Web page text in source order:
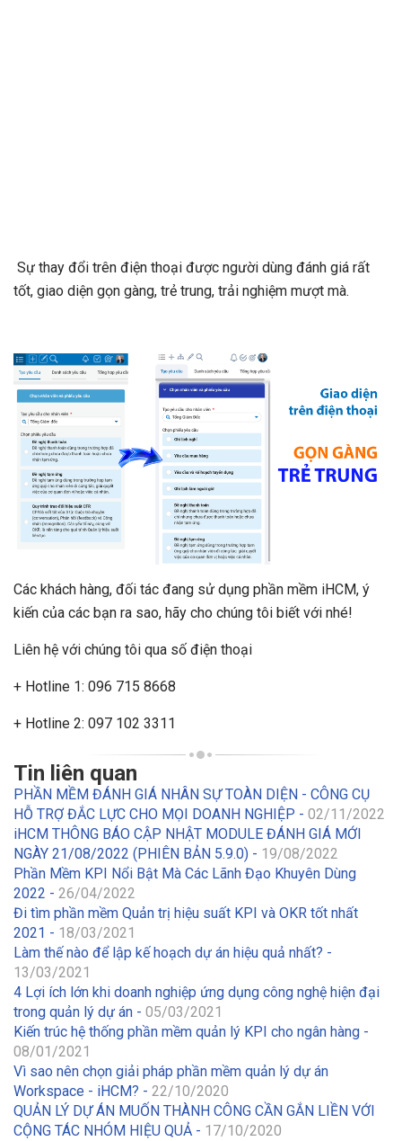
Sự thay đổi trên điện thoại được người dùng đánh giá rất
tốt, giao diện gọn gàng, trẻ trung, trải nghiệm mượt mà.
Các khách hàng, đối tác đang sử dụng phần mềm iHCM, ý
kiến của các bạn ra sao, hãy cho chúng tôi biết với nhé!
Liên hệ với chúng tôi qua số điện thoại
+ Hotline 1: 096 715 8668
+ Hotline 2: 097 102 3311
Tin liên quan
PHẦN MỀM ĐÁNH GIÁ NHÂN SỰ TOÀN DIỆN - CÔNG CỤ
HỖ TRỢ ĐẮC LỰC CHO MỌI DOANH NGHIỆP - 02/11/2022
iHCM THÔNG BÁO CẬP NHẬT MODULE ĐÁNH GIÁ MỚI
NGÀY 21/08/2022 (PHIÊN BẢN 5.9.0) - 19/08/2022
Phần Mềm KPI Nổi Bật Mà Các Lãnh Đạo Khuyên Dùng
2022 - 26/04/2022
Đi tìm phần mềm Quản trị hiệu suất KPI và OKR tốt nhất
2021 - 18/03/2021
Làm thế nào để lập kế hoạch dự án hiệu quả nhất? -
13/03/2021
4 Lợi ích lớn khi doanh nghiệp ứng dụng công nghệ hiện đại
trong quản lý dự án - 05/03/2021
Kiến trúc hệ thống phần mềm quản lý KPI cho ngân hàng -
08/01/2021
Vì sao nên chọn giải pháp phần mềm quản lý dự án
Workspace - iHCM? - 22/10/2020
QUẢN LÝ DỰ ÁN MUỐN THÀNH CÔNG CẦN GẮN LIỀN VỚI
CỘNG TÁC NHÓM HIỆU QUẢ - 17/10/2020